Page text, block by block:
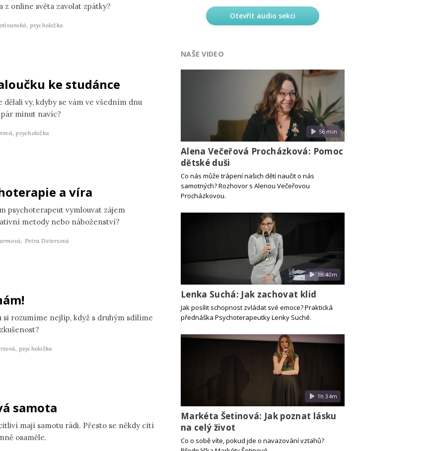
z online světa zavolat zpátky?
psycholožka
ke studánce
dělali vy, kdyby se vám ve všedním dnu
minut navíc?
psycholožka
a víra
psychoterapeut vymlouvat zájem
metody nebo náboženství?
Petra Detersová
si rozumíme nejlíp, když s druhým sdílíme
psycholožka
samota
mají samotu rádi. Přesto se někdy cítí
osaměle.
Otevřít audio sekci
NAŠE VIDEO
56 min
Alena Večeřová Procházková: Pomoc
dětské duši
Co nás může trápení našich dětí naučit o nás
samotných? Rozhovor s Alenou Večeřovou
Procházkovou.
1h 40m
Lenka Suchá: Jak zachovat klid
Jak posílit schopnost zvládat své emoce? Praktická
přednáška Psychoterapeutky Lenky Suché.
1h 34m
Markéta Šetinová: Jak poznat lásku
na celý život
Co o sobě víte, pokud jde o navazování vztahů?